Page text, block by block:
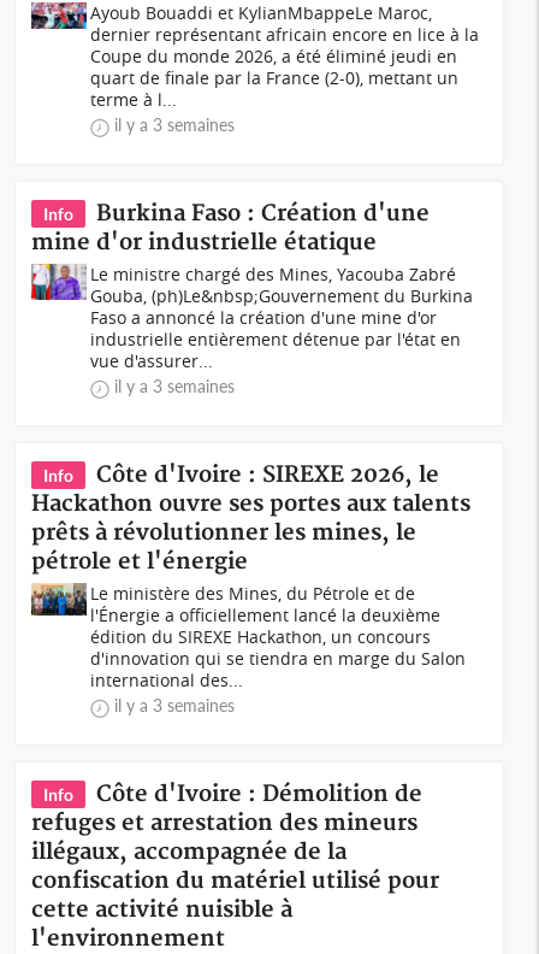
Ayoub Bouaddi et KylianMbappeLe Maroc,
dernier représentant africain encore en lice à la
Coupe du monde 2026, a été éliminé jeudi en
quart de finale par la France (2-0), mettant un
terme à l...
il y a 3 semaines
Info
Burkina Faso : Création d'une
mine d'or industrielle étatique
Le ministre chargé des Mines, Yacouba Zabré
Gouba, (ph)Le&nbsp;Gouvernement du Burkina
Faso a annoncé la création d'une mine d'or
industrielle entièrement détenue par l'état en
vue d'assurer...
il y a 3 semaines
Info
Côte d'Ivoire : SIREXE 2026, le
Hackathon ouvre ses portes aux talents
prêts à révolutionner les mines, le
pétrole et l'énergie
Le ministère des Mines, du Pétrole et de
l'Énergie a officiellement lancé la deuxième
édition du SIREXE Hackathon, un concours
d'innovation qui se tiendra en marge du Salon
international des...
il y a 3 semaines
Info
Côte d'Ivoire : Démolition de
refuges et arrestation des mineurs
illégaux, accompagnée de la
confiscation du matériel utilisé pour
cette activité nuisible à
l'environnement